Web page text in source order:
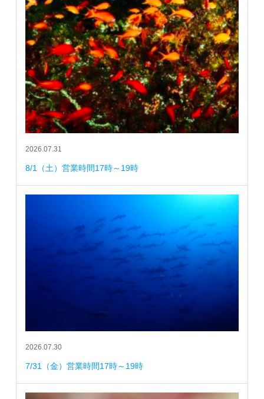
2026.07.31
8/1（土）営業時間17時～19時
2026.07.30
7/31（金）営業時間17時～19時